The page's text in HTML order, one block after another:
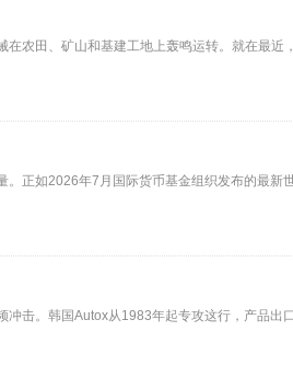
农田、矿山和基建工地上轰鸣运转。就在最
正如2026年7月国际货币基金组织发布的最新
击。韩国Autox从1983年起专攻这行，产品出